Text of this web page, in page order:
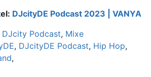
DJcityDE Podcast 2023 | VANYA
DJcity Podcast, Mixe
, DJcityDE Podcast, Hip Hop,
,